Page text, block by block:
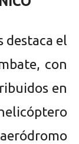
destaca el
con
en